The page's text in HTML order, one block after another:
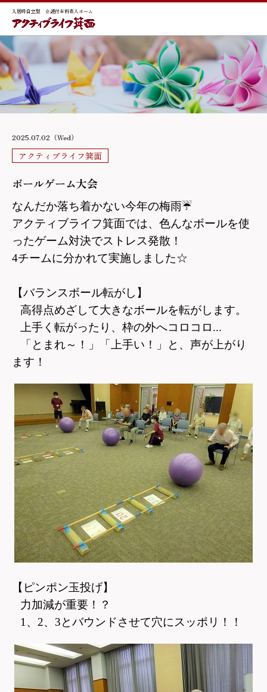
入居時自立型 介護付有料老人ホーム
2025.07.02（Wed）
アクティブライフ箕面
ボールゲーム大会
なんだか落ち着かない今年の梅雨☔
アクティブライフ箕面では、色んなボールを使
ったゲーム対決でストレス発散！
4チームに分かれて実施しました☆
【バランスボール転がし】
高得点めざして大きなボールを転がします。
上手く転がったり、枠の外へコロコロ...
「とまれ～！」「上手い！」と、声が上がり
ます！
【ピンポン玉投げ】
力加減が重要！？
1、2、3とバウンドさせて穴にスッポリ！！